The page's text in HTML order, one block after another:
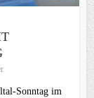
Sonntag im